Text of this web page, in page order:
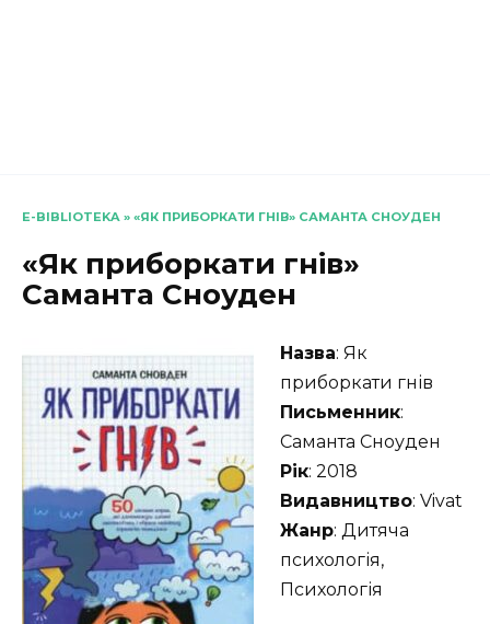
E-BIBLIOTEKA » «ЯК ПРИБОРКАТИ ГНІВ» САМАНТА СНОУДЕН
«Як приборкати гнів»
Саманта Сноуден
Назва: Як
приборкати гнів
Письменник:
Саманта Сноуден
Рік: 2018
Видавництво: Vivat
Жанр: Дитяча
психологія,
Психологія